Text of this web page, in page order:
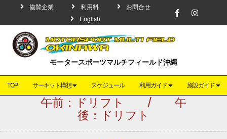
協賛企業 利用料
お問合せ
English
モータースポーツマルチフィールド沖縄
TOP サーキット構想 スケジュール 利用ガイド 施設ガイド
午前：ドリフト / 午
後：ドリフト